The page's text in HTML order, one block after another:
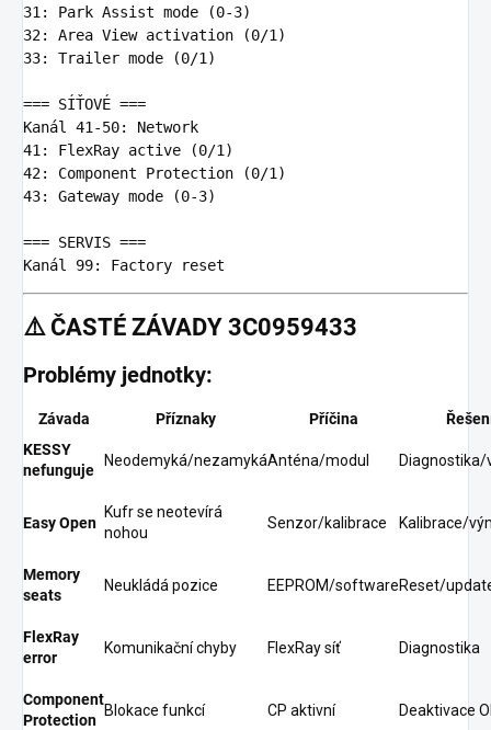
31: Park Assist mode (0-3)
32: Area View activation (0/1)
33: Trailer mode (0/1)
=== SÍŤOVÉ ===
Kanál 41-50: Network
41: FlexRay active (0/1)
42: Component Protection (0/1)
43: Gateway mode (0-3)
=== SERVIS ===
⚠️ ČASTÉ ZÁVADY 3C0959433
Problémy jednotky:
Závada Příznaky Příčina
KESSY
nefunguje
Neodemyká/nezamykáAnténa/modul Diagnostika/
Easy Open
Kufr se neotevírá
nohou
Senzor/kalibrace Kalibrace/
Memory
seats
Neukládá pozice EEPROM/softwareReset/
FlexRay
error
Komunikační chyby FlexRay síť Diagnostika
Component
Protection
Blokace funkcí CP aktivní Deaktivace